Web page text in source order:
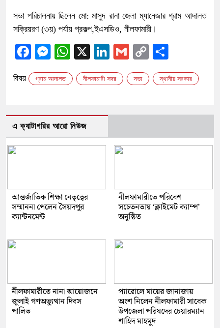
সভা পরিচালনায় ছিলেন মো: মাসুদ রানা জেলা ম্যানেজার গ্রাম আদালত
সক্রিয়রণ (৩য়) পর্যায় প্রকল্প,ইএসডিও, নীলফামারী।
Facebook
Messenger
WhatsApp
X LinkedIn
GmailCopy
বিষয় গ্রাম আদালত নীলফামারী সদর সভা স্থানীয় সরকার
এ ক্যাটাগরির আরো নিউজ
আন্তর্জাতিক শিক্ষা নেতৃত্বের
সম্মাননা পেলেন সৈয়দপুর
ক্যান্টনমেন্ট
নীলফামারীতে পরিবেশ
সচেতনতায় ‘ক্লাইমেট ক্যাম্প’
অনুষ্ঠিত
নীলফামারীতে নানা আয়োজনে
জুলাই গণঅভ্যুত্থান দিবস
পালিত
প্যারোলে মায়ের জানাজায়
অংশ নিলেন নীলফামারী সাবেক
উপজেলা পরিষদের চেয়ারম্যান
শাহিদ মাহমুদ